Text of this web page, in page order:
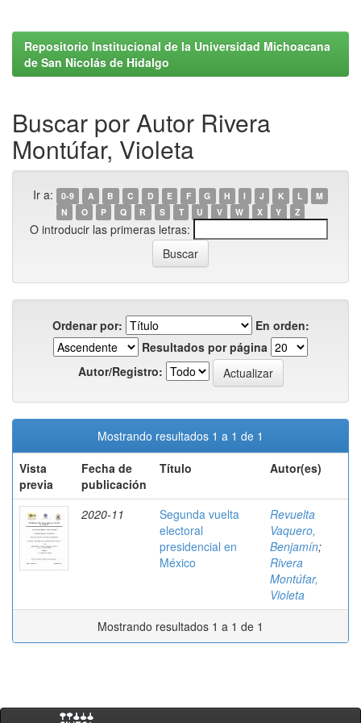
Repositorio Institucional de la Universidad Michoacana
de San Nicolás de Hidalgo
Buscar por Autor Rivera
Montúfar, Violeta
Ir a: 0-9 A B C D E F G H I J K L
M
N
O P Q R S T U V W X Y Z
O introducir las primeras letras:
Ordenar por:
En orden:
Resultados por página
Autor/Registro:
Mostrando resultados 1 a 1 de 1
Vista
previa
Fecha de
publicación
Título Autor(es)
2020-11
Segunda vuelta
electoral
presidencial en
México
Revuelta
Vaquero,
Benjamín;
Rivera
Montúfar,
Violeta
Mostrando resultados 1 a 1 de 1